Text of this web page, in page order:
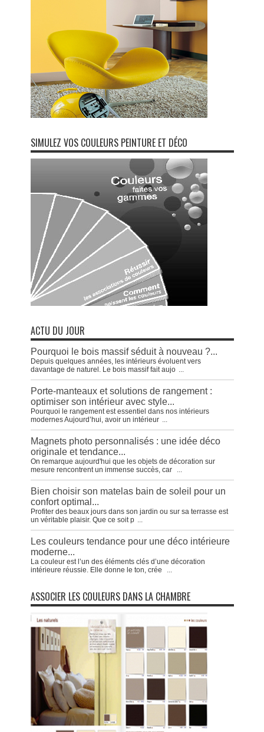
SIMULEZ VOS COULEURS PEINTURE ET DÉCO
ACTU DU JOUR
Pourquoi le bois massif séduit à nouveau ?...
Depuis quelques années, les intérieurs évoluent vers
davantage de naturel. Le bois massif fait aujo ...
Porte-manteaux et solutions de rangement :
optimiser son intérieur avec style...
Pourquoi le rangement est essentiel dans nos intérieurs
modernes Aujourd’hui, avoir un intérieur ...
Magnets photo personnalisés : une idée déco
originale et tendance...
On remarque aujourd'hui que les objets de décoration sur
mesure rencontrent un immense succès, car
...
Bien choisir son matelas bain de soleil pour un
confort optimal...
Profiter des beaux jours dans son jardin ou sur sa terrasse est
un véritable plaisir. Que ce soit p ...
Les couleurs tendance pour une déco intérieure
moderne...
La couleur est l’un des éléments clés d’une décoration
intérieure réussie. Elle donne le ton, crée
...
ASSOCIER LES COULEURS DANS LA CHAMBRE